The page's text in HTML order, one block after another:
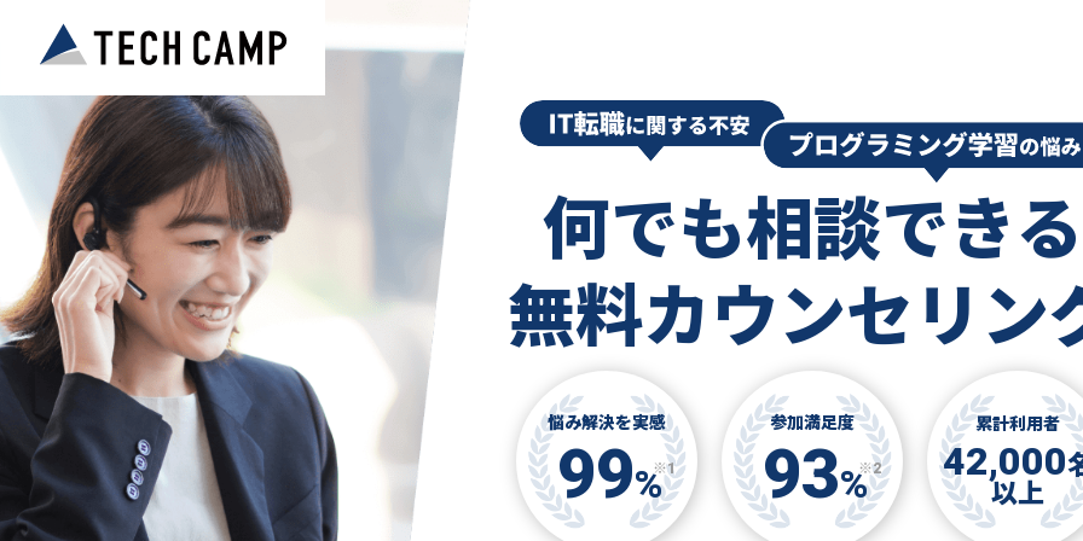
何でも相談できる
無料カウンセリン
悩み解決を実感
99%※1
参加満足度
93%※2
累計利用者
42,000
以上